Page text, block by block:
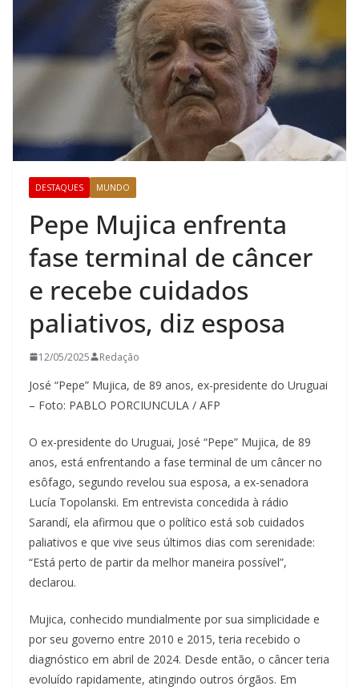
DESTAQUES MUNDO
Pepe Mujica enfrenta
fase terminal de câncer
e recebe cuidados
paliativos, diz esposa
12/05/2025 Redação
José “Pepe” Mujica, de 89 anos, ex-presidente do Uruguai
– Foto: PABLO PORCIUNCULA / AFP
O ex-presidente do Uruguai, José “Pepe” Mujica, de 89
anos, está enfrentando a fase terminal de um câncer no
esôfago, segundo revelou sua esposa, a ex-senadora
Lucía Topolanski. Em entrevista concedida à rádio
Sarandí, ela afirmou que o político está sob cuidados
paliativos e que vive seus últimos dias com serenidade:
“Está perto de partir da melhor maneira possível”,
declarou.
Mujica, conhecido mundialmente por sua simplicidade e
por seu governo entre 2010 e 2015, teria recebido o
diagnóstico em abril de 2024. Desde então, o câncer teria
evoluído rapidamente, atingindo outros órgãos. Em